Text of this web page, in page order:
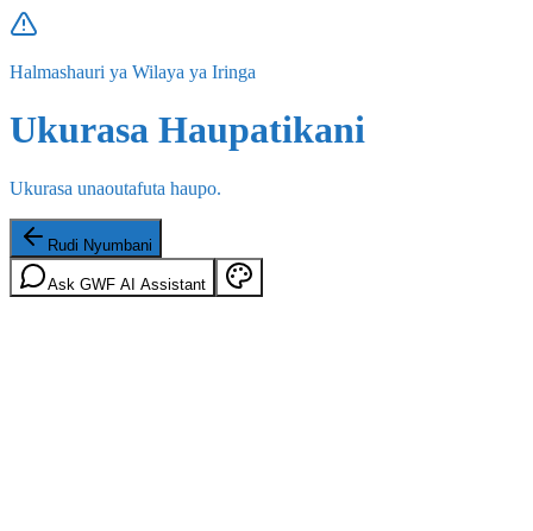
Halmashauri ya Wilaya ya Iringa
Ukurasa Haupatikani
Ukurasa unaoutafuta haupo.
Rudi Nyumbani
Ask GWF AI Assistant